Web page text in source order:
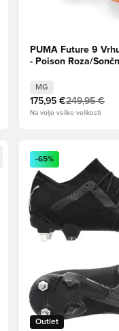
PUMA Future 9
- Poison Roza/
MG
175,95 €249,95 €
Na voljo veliko velikosti
Odpre Modal za
Outlet
-65%